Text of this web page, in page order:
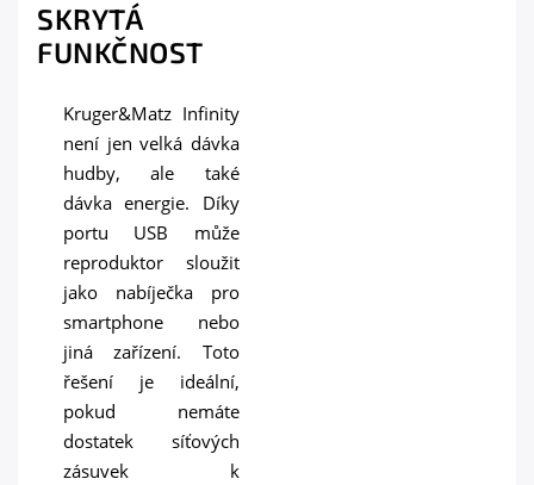
SKRYTÁ
FUNKČNOST
Kruger&Matz Infinity
není jen velká dávka
hudby, ale také
dávka energie. Díky
portu USB může
reproduktor sloužit
jako nabíječka pro
smartphone nebo
jiná zařízení. Toto
řešení je ideální,
pokud nemáte
dostatek síťových
zásuvek k